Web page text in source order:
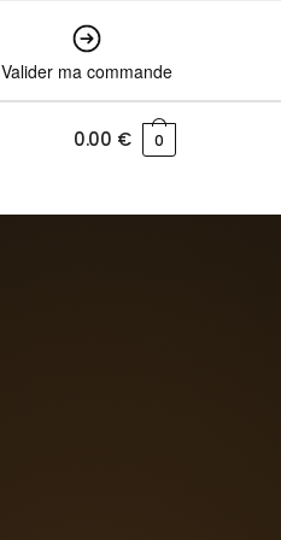
Valider ma commande
0.00 € 0